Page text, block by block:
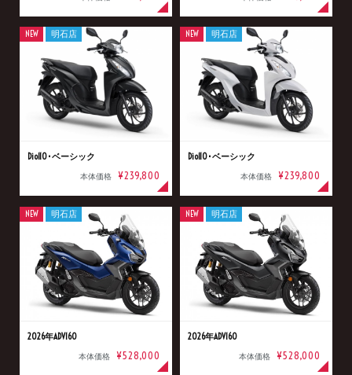
Dio110･ベーシック
本体価格 ¥239,800
NEW 明石店
Dio110･ベーシック
本体価格 ¥239,800
NEW 明石店
2026年ADV160
本体価格 ¥528,000
NEW 明石店
2026年ADV160
本体価格 ¥528,000
NEW 明石店